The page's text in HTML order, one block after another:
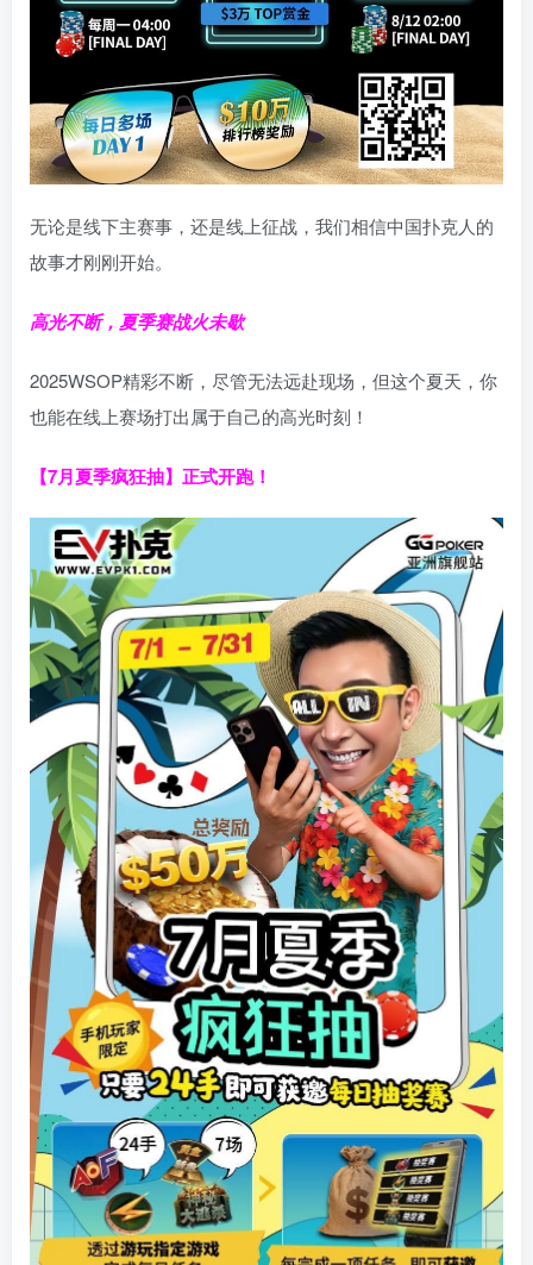
无论是线下主赛事，还是线上征战，我们相信中国扑克人的
故事才刚刚开始。
高光不断，夏季赛战火未歇
2025WSOP精彩不断，尽管无法远赴现场，但这个夏天，你
也能在线上赛场打出属于自己的高光时刻！
【7月夏季疯狂抽】正式开跑！